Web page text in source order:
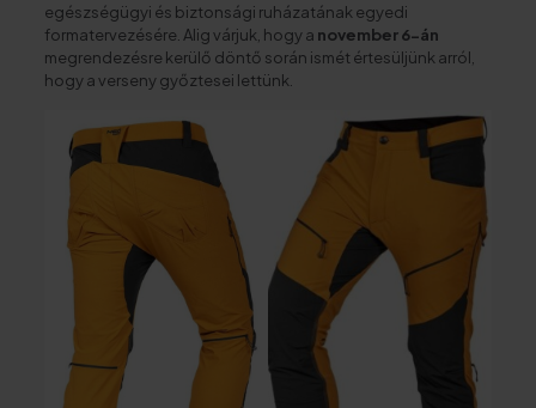
egészségügyi és biztonsági ruházatának egyedi
formatervezésére. Alig várjuk, hogy a november 6-án
megrendezésre kerülő döntő során ismét értesüljünk arról,
hogy a verseny győztesei lettünk.